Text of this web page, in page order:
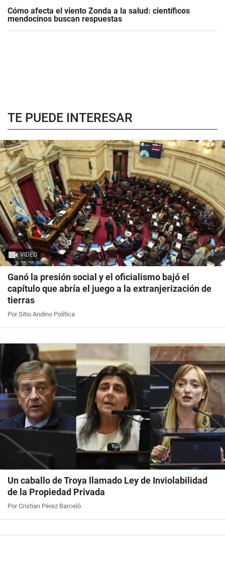
Cómo afecta el viento Zonda a la salud: científicos
mendocinos buscan respuestas
TE PUEDE INTERESAR
VIDEO
Ganó la presión social y el oficialismo bajó el
capítulo que abría el juego a la extranjerización de
tierras
Por Sitio Andino Política
Un caballo de Troya llamado Ley de Inviolabilidad
de la Propiedad Privada
Por Cristian Pérez Barceló